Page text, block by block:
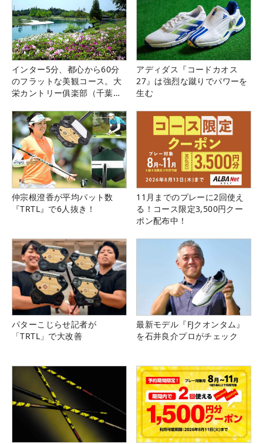
インター5分、都心から60分
のフラットな美観コース。大
栄カントリー俱楽部（千葉
アディダス『コードカオス
27』は強烈な蹴りでパワーを
生む
仲宗根澄香が平均パット数
『TRTL』で6人抜き！
11月までのプレーに2回使え
る！コース限定3,500円クー
ポン配布中！
パターこじらせ記者が
「TRTL」で大改善
最新モデル『FJクオンタム』
を石井良介プロがチェック